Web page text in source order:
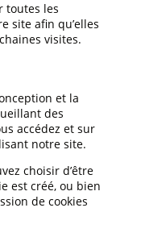
toutes les
site afin qu’elles
visites.
et la
des
accédez et sur
notre site.
choisir d’être
est créé, ou bien
de cookies